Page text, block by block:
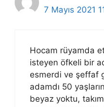
7 Mayıs 2021
Hocam rüyamda
isteyen öfkeli bir
esmerdi ve şeffaf
adamdı 50
beyaz yoktu,